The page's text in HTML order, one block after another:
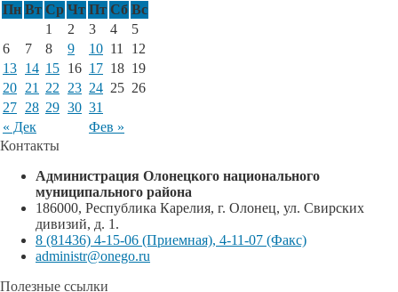
Пн Вт Ср Чт Пт Сб Вс
« Дек Фев »
1 2 3 4
5
6
7 8 9 10 11
12
13 14 15 16 17 18 19
20 21 22 23 24 25 26
27 28 29 30 31
Контакты
Администрация Олонецкого национального
муниципального района
186000, Республика Карелия, г. Олонец, ул. Свирских
дивизий, д. 1.
8 (81436) 4-15-06 (Приемная), 4-11-07 (Факс)
administr@onego.ru
Полезные ссылки